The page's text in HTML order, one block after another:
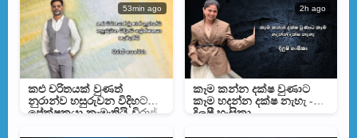
53min ago
කළු චරිතයක් වුණත්
නුරාන්ව හසුරුවන විදිහට
ප්‍රේක්ෂකයා කැමැතියි-විරාජ්
2h ago
කෑම කන්න දක්ෂ වුණාට
කෑම හදන්න දක්ෂ නැහැ -
දිලුෂී හංසිකා